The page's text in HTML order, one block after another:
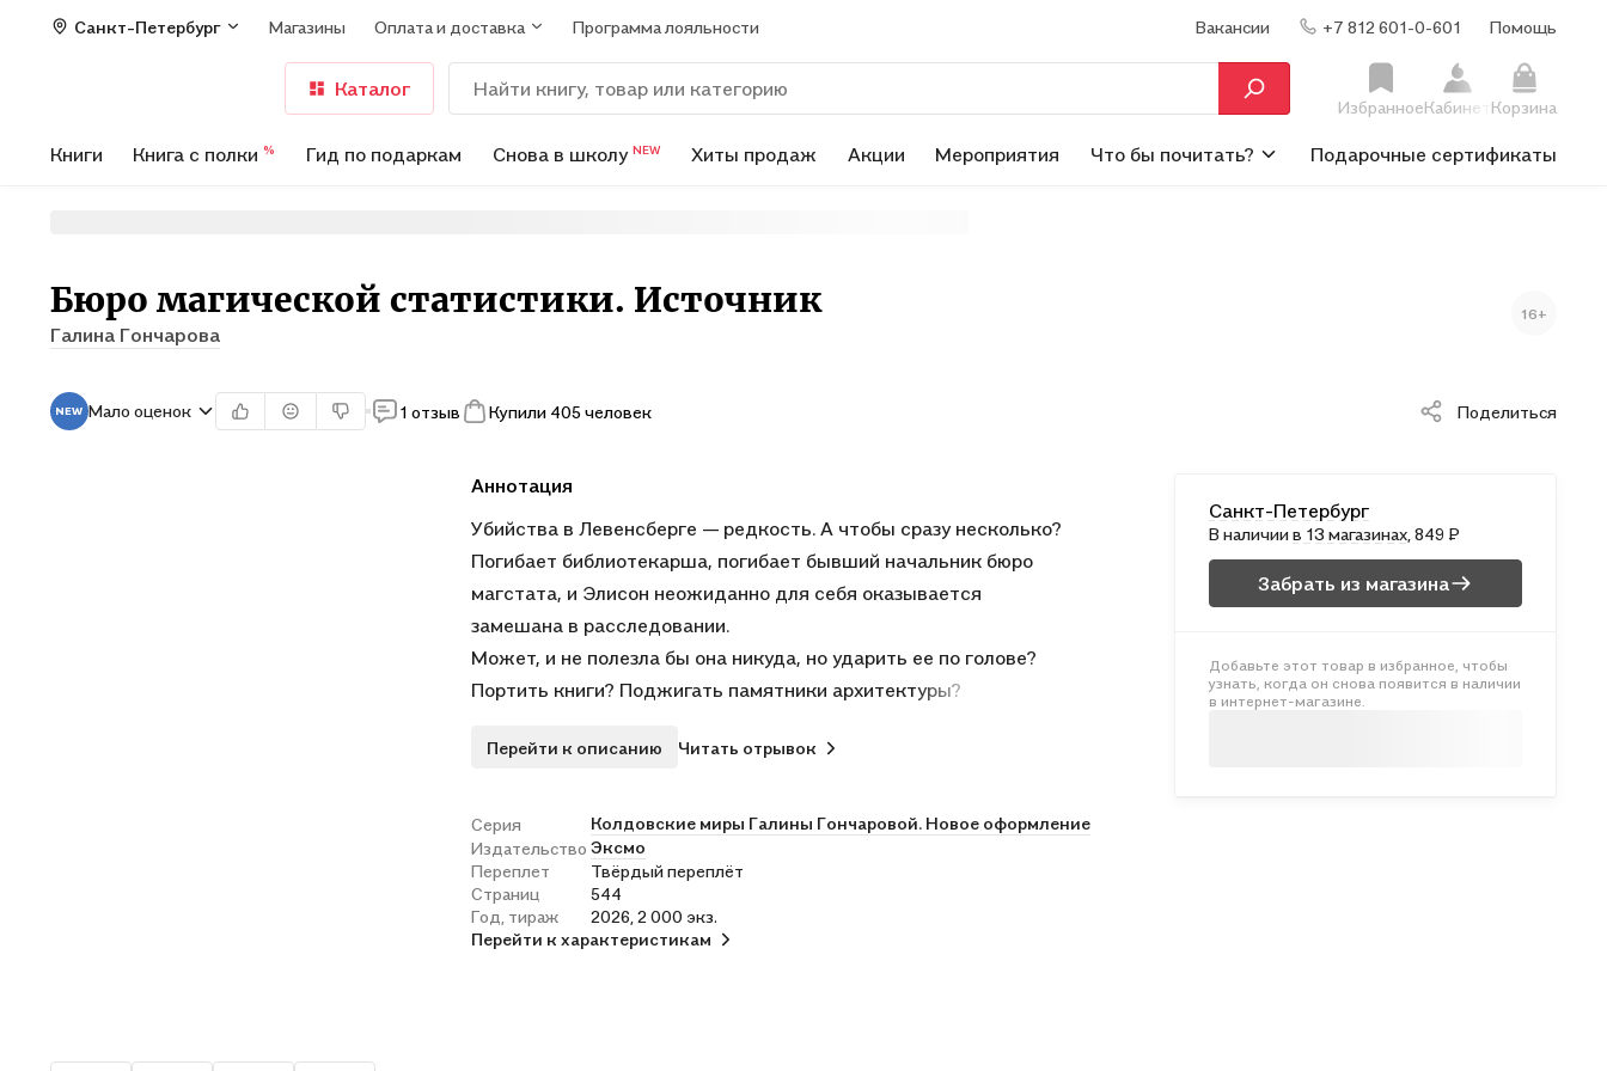
Санкт-Петербург Магазины Оплата и доставка Программа лояльности Вакансии +7 812 601-0-601 Помощь
Каталог
ИзбранноеКабинет Корзина
Книги Книга с полки % Гид по подаркам Снова в школу NEW Хиты продаж Акции Мероприятия Что бы почитать? Подарочные сертификаты
Бюро магической статистики. Источник
Галина Гончарова
16+
Мало оценок 1 отзыв Купили 405 человек Поделиться
Аннотация
Убийства в Левенсберге — редкость. А чтобы сразу несколько?
Погибает библиотекарша, погибает бывший начальник бюро
магстата, и Элисон неожиданно для себя оказывается
замешана в расследовании.
Может, и не полезла бы она никуда, но ударить ее по голове?
Портить книги? Поджигать памятники архитектуры?
А уж что эти негодяи в горах устроили!
Им такое не нравится, а значит, никаких довернских наемников
в горах и не будет! Вот есть приличные люди, окотяченные, они
и займутся. Как там людей подзывают?
Неважно. Увернуться от миссии, в которую тебя решили
втравить котики, — невозможно. У котиков лапки, у котиков
Перейти к описанию Читать отрывок
Серия
Колдовские миры Галины Гончаровой. Новое оформление
Издательство Эксмо
Переплет
Твёрдый переплёт
Страниц
544
Год, тираж
2026, 2 000 экз.
Перейти к характеристикам
Санкт-Петербург
В наличиив 13 магазинах , 849 ₽
Забрать из магазина
Добавьте этот товар в избранное, чтобы
узнать, когда он снова появится в наличии
в интернет-магазине.